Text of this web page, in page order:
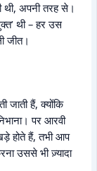
थी, अपनी तरह से।
थी – हर उस
जीत।
जाती हैं, क्योंकि
पर आरवी
होते हैं, तभी आप
उससे भी ज़्यादा